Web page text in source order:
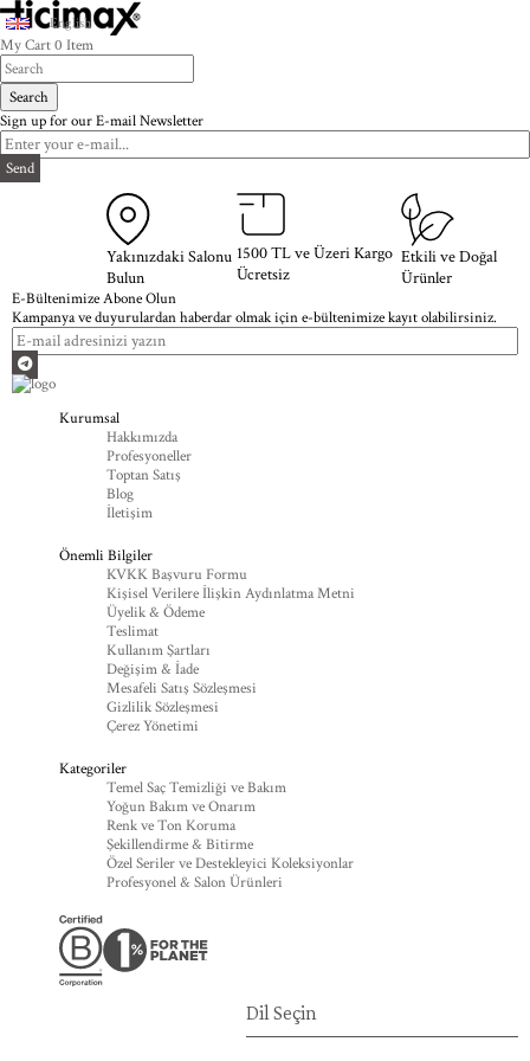
English
My Cart0 Item
Sign up for our E-mail Newsletter
Send
Yakınızdaki Salonu
Bulun
1500 TL ve Üzeri Kargo
Ücretsiz
Etkili ve Doğal
Ürünler
E-Bültenimize Abone Olun
Kampanya ve duyurulardan haberdar olmak için e-bültenimize kayıt olabilirsiniz.
Kurumsal
Hakkımızda
Profesyoneller
Toptan Satış
Blog
İletişim
Önemli Bilgiler
KVKK Başvuru Formu
Kişisel Verilere İlişkin Aydınlatma Metni
Üyelik & Ödeme
Teslimat
Kullanım Şartları
Değişim & İade
Mesafeli Satış Sözleşmesi
Gizlilik Sözleşmesi
Çerez Yönetimi
Kategoriler
Temel Saç Temizliği ve Bakım
Yoğun Bakım ve Onarım
Renk ve Ton Koruma
Şekillendirme & Bitirme
Özel Seriler ve Destekleyici Koleksiyonlar
Profesyonel & Salon Ürünleri
Dil Seçin